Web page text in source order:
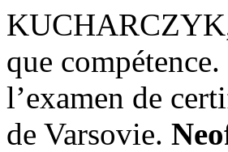
KUCHARCZYK,
que
l’examen de
de Varsovie.